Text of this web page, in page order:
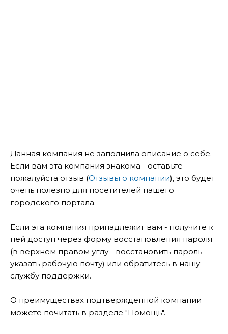
Данная компания не заполнила описание о себе.
Если вам эта компания знакома - оставьте
пожалуйста отзыв (Отзывы о компании), это будет
очень полезно для посетителей нашего
городского портала.
Если эта компания принадлежит вам - получите к
ней доступ через форму восстановления пароля
(в верхнем правом углу - восстановить пароль -
указать рабочую почту) или обратитесь в нашу
службу поддержки.
О преимуществах подтвержденной компании
можете почитать в разделе "Помощь".